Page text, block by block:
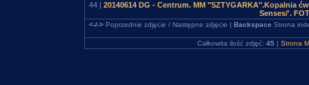
44 | 20140614 DG - Centrum. MM "SZTYGARKA".Kopalnia
Senses/'.
<-/->Poprzednie zdjęcie / Następne zdjęcie | Backspace Strona
Całkowita ilość zdjęć: 45 | Strona